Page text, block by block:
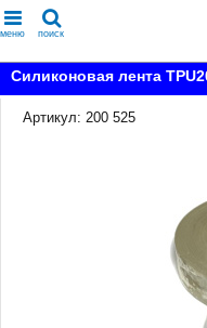
меню поиск
Силиконовая лента
Артикул: 200 525